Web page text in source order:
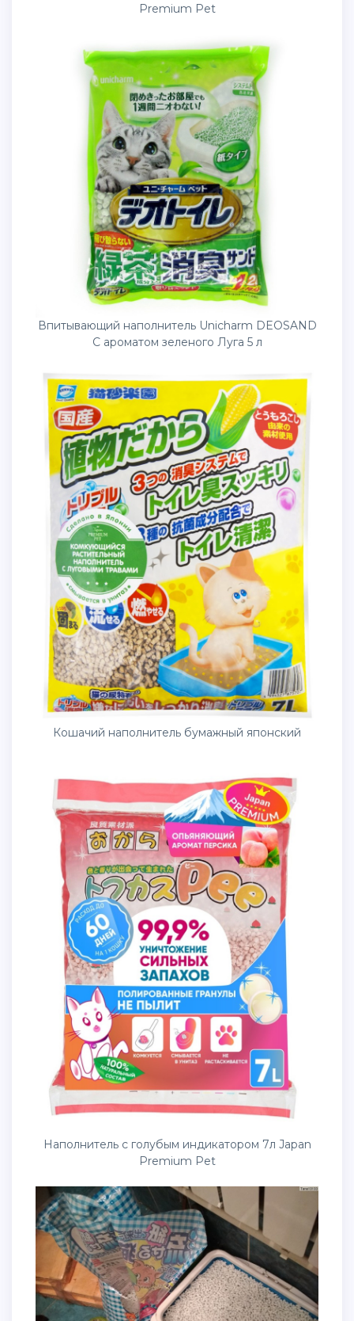
Premium Pet
Впитывающий наполнитель Unicharm DEOSAND
С ароматом зеленого Луга 5 л
Кошачий наполнитель бумажный японский
Наполнитель с голубым индикатором 7л Japan
Premium Pet